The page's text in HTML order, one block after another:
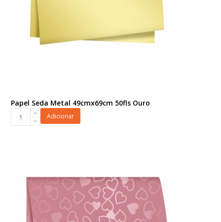
Papel Seda Metal 49cmx69cm 50fls Ouro
quantidade
Adicionar